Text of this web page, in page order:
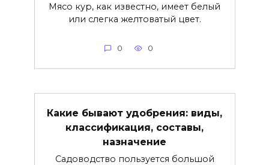
Мясо кур, как известно, имеет белый
или слегка желтоватый цвет.
0 0
Какие бывают удобрения: виды,
классификация, составы,
назначение
Садоводство пользуется большой